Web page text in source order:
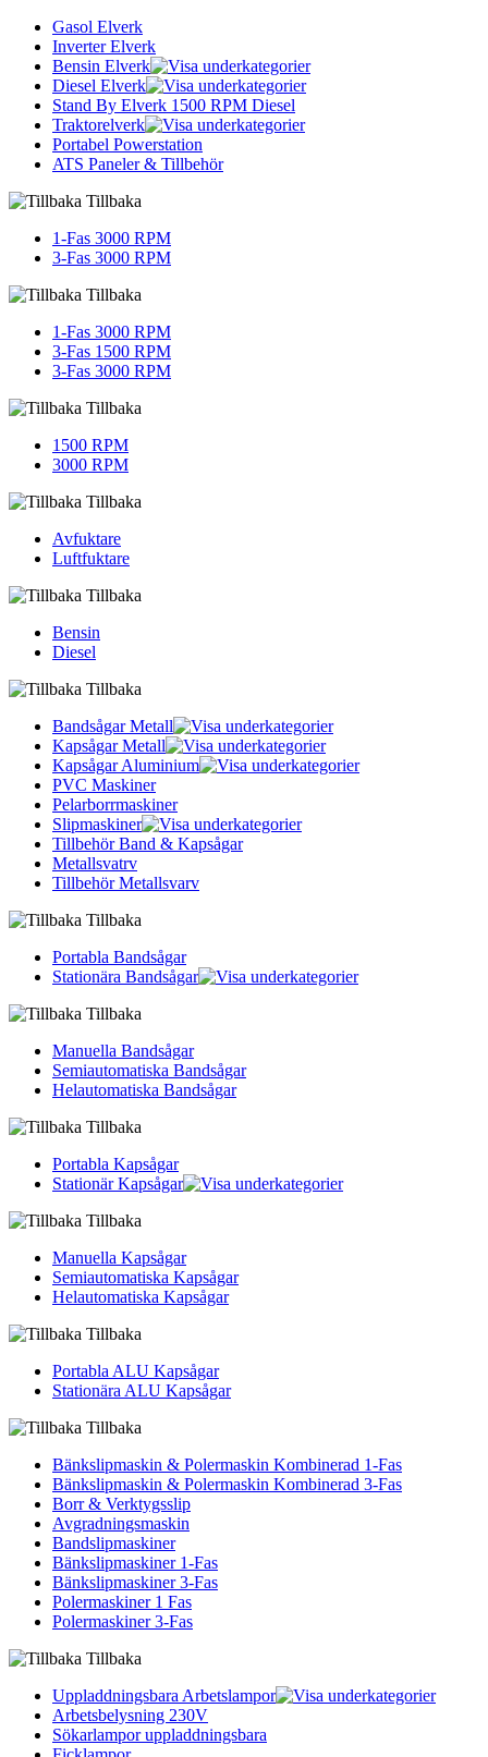
Gasol Elverk
Inverter Elverk
Bensin Elverk
Diesel Elverk
Stand By Elverk 1500 RPM Diesel
Traktorelverk
Portabel Powerstation
ATS Paneler & Tillbehör
Tillbaka
1-Fas 3000 RPM
3-Fas 3000 RPM
Tillbaka
1-Fas 3000 RPM
3-Fas 1500 RPM
3-Fas 3000 RPM
Tillbaka
1500 RPM
3000 RPM
Tillbaka
Avfuktare
Luftfuktare
Tillbaka
Bensin
Diesel
Tillbaka
Bandsågar Metall
Kapsågar Metall
Kapsågar Aluminium
PVC Maskiner
Pelarborrmaskiner
Slipmaskiner
Tillbehör Band & Kapsågar
Metallsvatrv
Tillbehör Metallsvarv
Tillbaka
Portabla Bandsågar
Stationära Bandsågar
Tillbaka
Manuella Bandsågar
Semiautomatiska Bandsågar
Helautomatiska Bandsågar
Tillbaka
Portabla Kapsågar
Stationär Kapsågar
Tillbaka
Manuella Kapsågar
Semiautomatiska Kapsågar
Helautomatiska Kapsågar
Tillbaka
Portabla ALU Kapsågar
Stationära ALU Kapsågar
Tillbaka
Bänkslipmaskin & Polermaskin Kombinerad 1-Fas
Bänkslipmaskin & Polermaskin Kombinerad 3-Fas
Borr & Verktygsslip
Avgradningsmaskin
Bandslipmaskiner
Bänkslipmaskiner 1-Fas
Bänkslipmaskiner 3-Fas
Polermaskiner 1 Fas
Polermaskiner 3-Fas
Tillbaka
Uppladdningsbara Arbetslampor
Arbetsbelysning 230V
Sökarlampor uppladdningsbara